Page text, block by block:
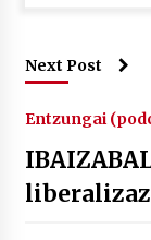
Next Post
Entzungai